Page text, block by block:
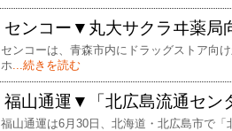
センコー▼丸大サクラヰ薬局
センコーは、青森市内にドラッグストア向
ホ...続きを読む
福山通運▼「北広島流通セン
福山通運は6月30日、北海道・北広島市で